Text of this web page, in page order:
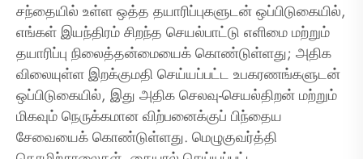
சந்தையில் உள்ள ஒத்த தயாரிப்புகளுடன் ஒப்பிடுகையில்,
எங்கள் இயந்திரம் சிறந்த செயல்பாட்டு எளிமை மற்றும்
தயாரிப்பு நிலைத்தன்மையைக் கொண்டுள்ளது; அதிக
விலையுள்ள இறக்குமதி செய்யப்பட்ட உபகரணங்களுடன்
ஒப்பிடுகையில், இது அதிக செலவு-செயல்திறன் மற்றும்
மிகவும் நெருக்கமான விற்பனைக்குப் பிந்தைய
சேவையைக் கொண்டுள்ளது. மெழுகுவர்த்தி